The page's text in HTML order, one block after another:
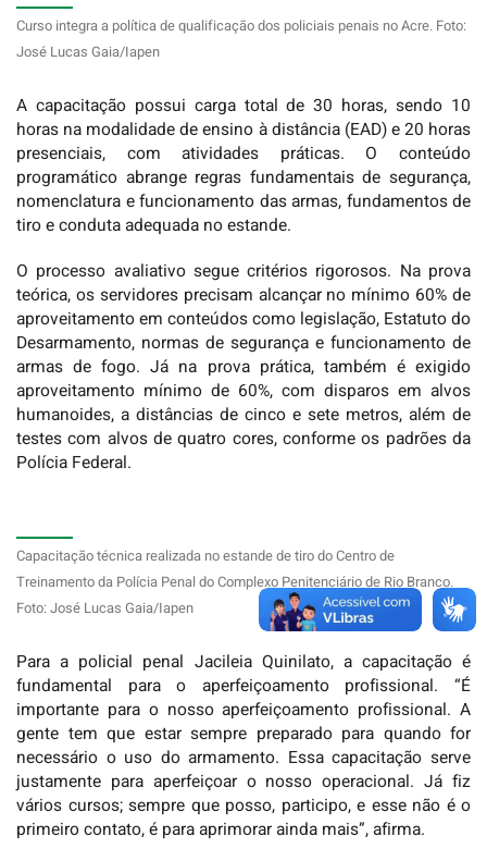
Curso integra a política de qualificação dos policiais penais no Acre. Foto:
José Lucas Gaia/Iapen
A capacitação possui carga total de 30 horas, sendo 10
horas na modalidade de ensino à distância (EAD) e 20 horas
presenciais, com atividades práticas. O conteúdo
programático abrange regras fundamentais de segurança,
nomenclatura e funcionamento das armas, fundamentos de
tiro e conduta adequada no estande.
O processo avaliativo segue critérios rigorosos. Na prova
teórica, os servidores precisam alcançar no mínimo 60% de
aproveitamento em conteúdos como legislação, Estatuto do
Desarmamento, normas de segurança e funcionamento de
armas de fogo. Já na prova prática, também é exigido
aproveitamento mínimo de 60%, com disparos em alvos
humanoides, a distâncias de cinco e sete metros, além de
testes com alvos de quatro cores, conforme os padrões da
Polícia Federal.
Capacitação técnica realizada no estande de tiro do Centro de
Treinamento da Polícia Penal do Complexo Penitenciário de Rio Branco.
Foto: José Lucas Gaia/Iapen
Para a policial penal Jacileia Quinilato, a capacitação é
fundamental para o aperfeiçoamento profissional. “É
importante para o nosso aperfeiçoamento profissional. A
gente tem que estar sempre preparado para quando for
necessário o uso do armamento. Essa capacitação serve
justamente para aperfeiçoar o nosso operacional. Já fiz
vários cursos; sempre que posso, participo, e esse não é o
primeiro contato, é para aprimorar ainda mais”, afirma.